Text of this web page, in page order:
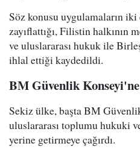
Söz konusu uygulamaların
zayıflattığı, Filistin halkının
ve uluslararası hukuk ile
ihlal ettiği kaydedildi.
BM Güvenlik
Sekiz ülke, başta BM
uluslararası toplumu hukuki
yerine getirmeye çağırdı.